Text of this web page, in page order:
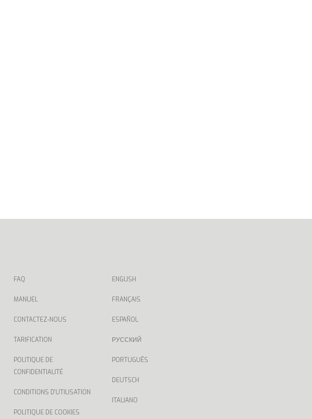
FAQ
MANUEL
CONTACTEZ-NOUS
TARIFICATION
POLITIQUE DE
CONFIDENTIALITÉ
CONDITIONS D'UTILISATION
POLITIQUE DE COOKIES
ENGLISH
FRANÇAIS
ESPAÑOL
РУССКИЙ
PORTUGUÊS
DEUTSCH
ITALIANO